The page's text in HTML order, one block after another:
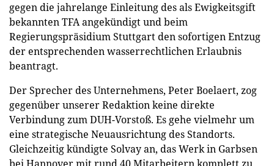
gegen die jahrelange Einleitung des als Ewigkeitsgift
bekannten TFA angekündigt und beim
Regierungspräsidium Stuttgart den sofortigen Entzug
der entsprechenden wasserrechtlichen Erlaubnis
beantragt.
Der Sprecher des Unternehmens, Peter Boelaert, zog
gegenüber unserer Redaktion keine direkte
Verbindung zum DUH-Vorstoß. Es gehe vielmehr um
eine strategische Neuausrichtung des Standorts.
Gleichzeitig kündigte Solvay an, das Werk in Garbsen